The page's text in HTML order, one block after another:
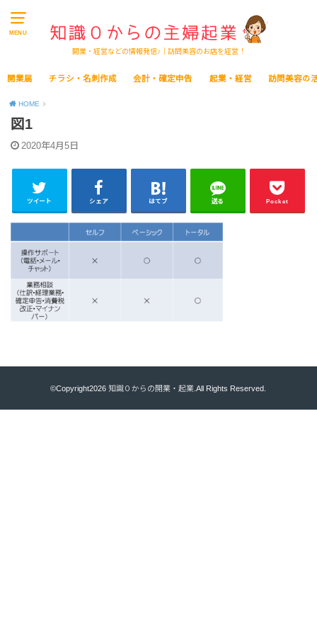
MENU
開業・経営などの情報発信♪｜訪問美容のお店を経営！
開業届 チラシ・名刺作成 会計・確定申告 起業・経営 訪問美容の
HOME
図1
2020年4月5日
ツイート シェア はてブ 送る Pocket
©Copyright2026知識０からの開業・起業 .All Rights Reserved.